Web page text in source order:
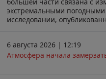
экстремальными
исследовании,
6 августа 2026 | 12:19
Атмосфера начала